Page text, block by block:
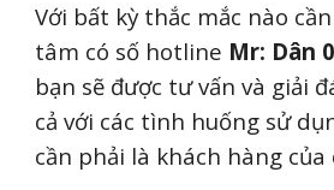
Với bất kỳ thắc mắc nào
tâm có số hotline Mr: Dân
bạn sẽ được tư vấn và giải
cả với các tình huống sử
cần phải là khách hàng của